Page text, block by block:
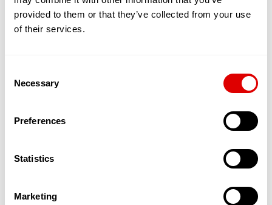
provided to them or that they’ve collected from your use
of their services.
Selection
Necessary
Preferences
Statistics
Marketing
Heureusement que les infirmiers sont là
pour préparer vos piluliers afin que vous
puissiez vous soigner en toute sécurité et
déléguée aux Auxiliaires de Vie à Domicile.
mal et avez besoin de soins pour faire vos
pansements ou les changer ? Ces
Vous êtes en situation de handicap ? Tous
attentifs et empathiques pour arriver à ce
que vos soins soient les meilleurs